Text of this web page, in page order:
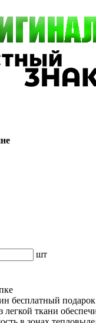
шт
бесплатный
ткани